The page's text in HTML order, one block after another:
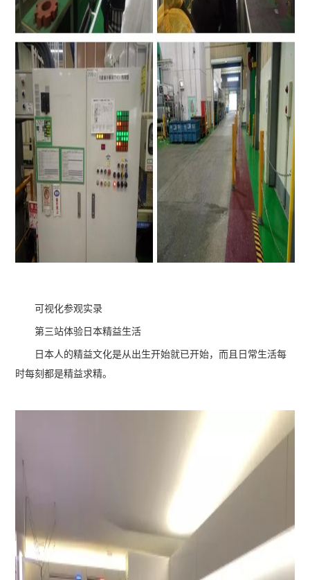
可视化参观实录
第三站体验日本精益生活
日本人的精益文化是从出生开始就已开始，而且日常生活每
时每刻都是精益求精。